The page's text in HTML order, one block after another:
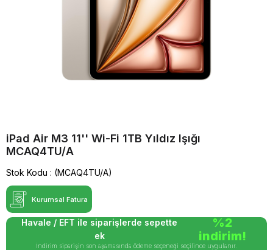
iPad Air M3 11'' Wi-Fi 1TB Yıldız Işığı
MCAQ4TU/A
Stok Kodu (MCAQ4TU/A)
Kurumsal Fatura
Havale / EFT ile siparişlerde sepette
ek
%2
indirim!
İndirim siparişin son aşamasında ödeme seçeneği seçilince uygulanır.